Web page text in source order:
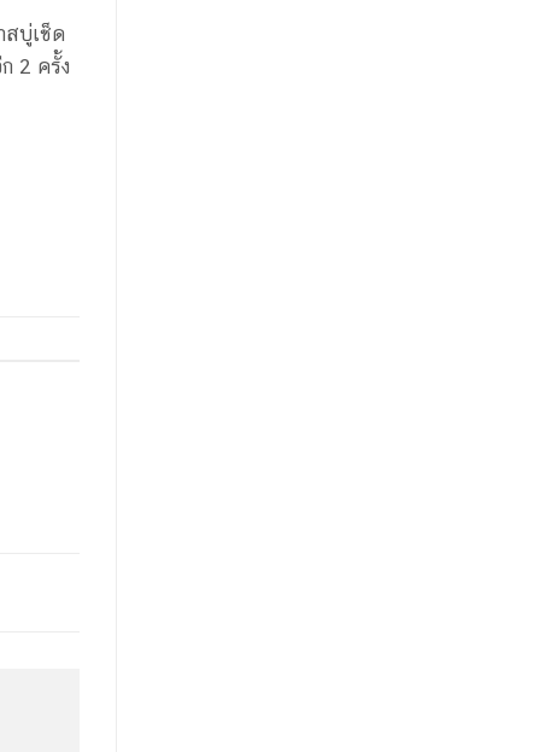
สบู่เช็ด
2 ครั้ง